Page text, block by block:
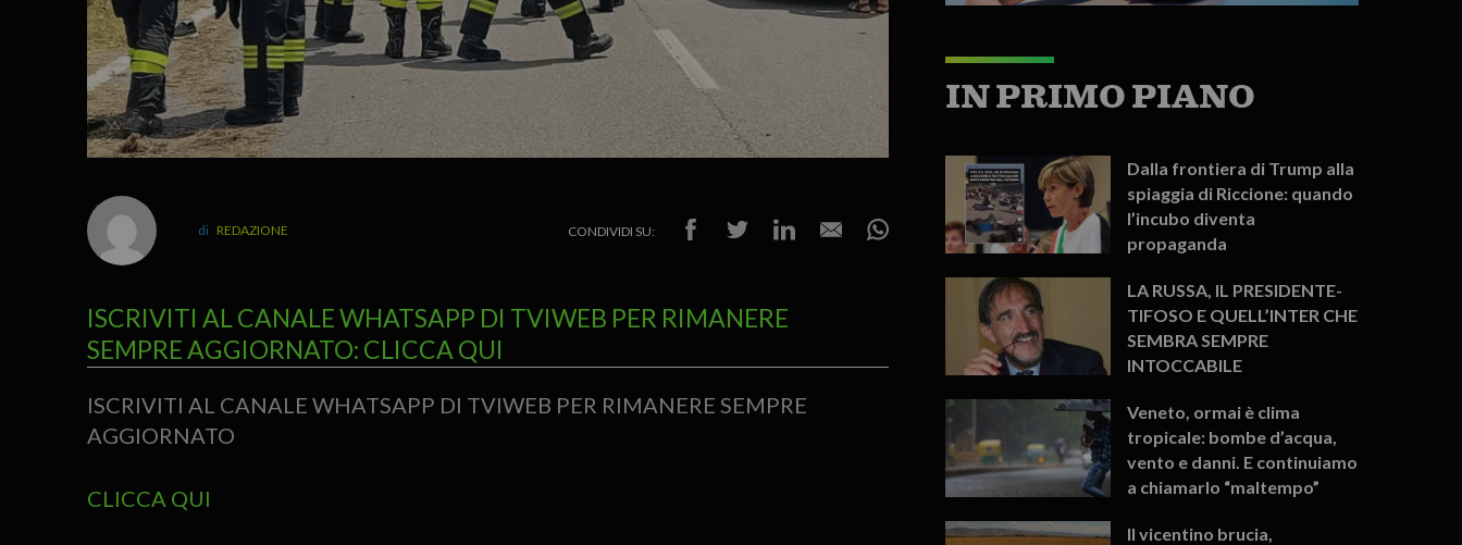
REDAZIONE CONDIVIDI SU:
ISCRIVITI AL CANALE WHATSAPP DI TVIWEB PER RIMANERE
SEMPRE AGGIORNATO: CLICCA QUI
ISCRIVITI AL CANALE WHATSAPP DI TVIWEB PER RIMANERE SEMPRE
AGGIORNATO
CLICCA QUI
IN PRIMO PIANO
Dalla frontiera di Trump alla
spiaggia di Riccione: quando
l’incubo diventa
propaganda
LA RUSSA, IL PRESIDENTE-
TIFOSO E QUELL’INTER CHE
SEMBRA SEMPRE
INTOCCABILE
Veneto, ormai è clima
tropicale: bombe d’acqua,
vento e danni. E continuiamo
a chiamarlo “maltempo”
Il vicentino brucia,